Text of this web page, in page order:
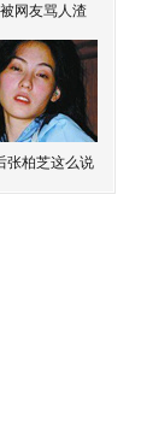
网友骂人渣
张柏芝这么说